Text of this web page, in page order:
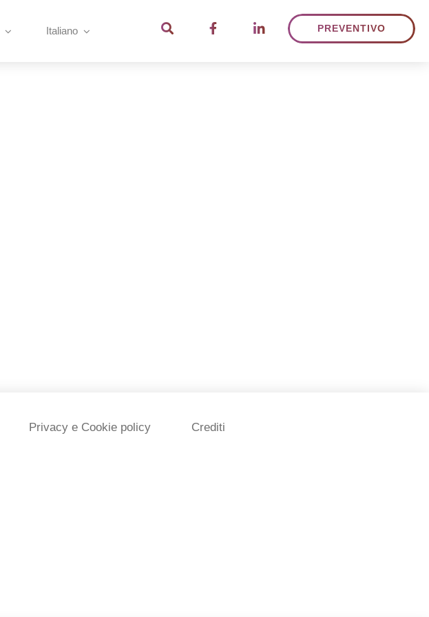
Italiano PREVENTIVO
Privacy e Cookie policy Crediti